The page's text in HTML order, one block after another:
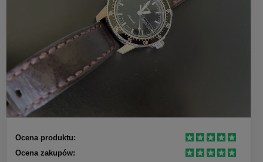
Ocena produktu:
Ocena zakupów: